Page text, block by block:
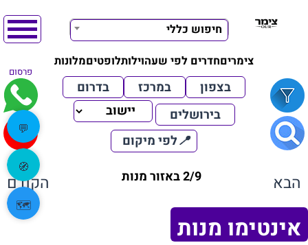
חיפוש כללי
צימריםחדרים לפי שעהוילותלופטיםמלונות
פרסום
בצפון במרכז
בדרום
בירושלים
📍לפי מיקום
הבא 2/9 באזור מנות הקודם
אינטימו מנות
💬
🧭
🗺️